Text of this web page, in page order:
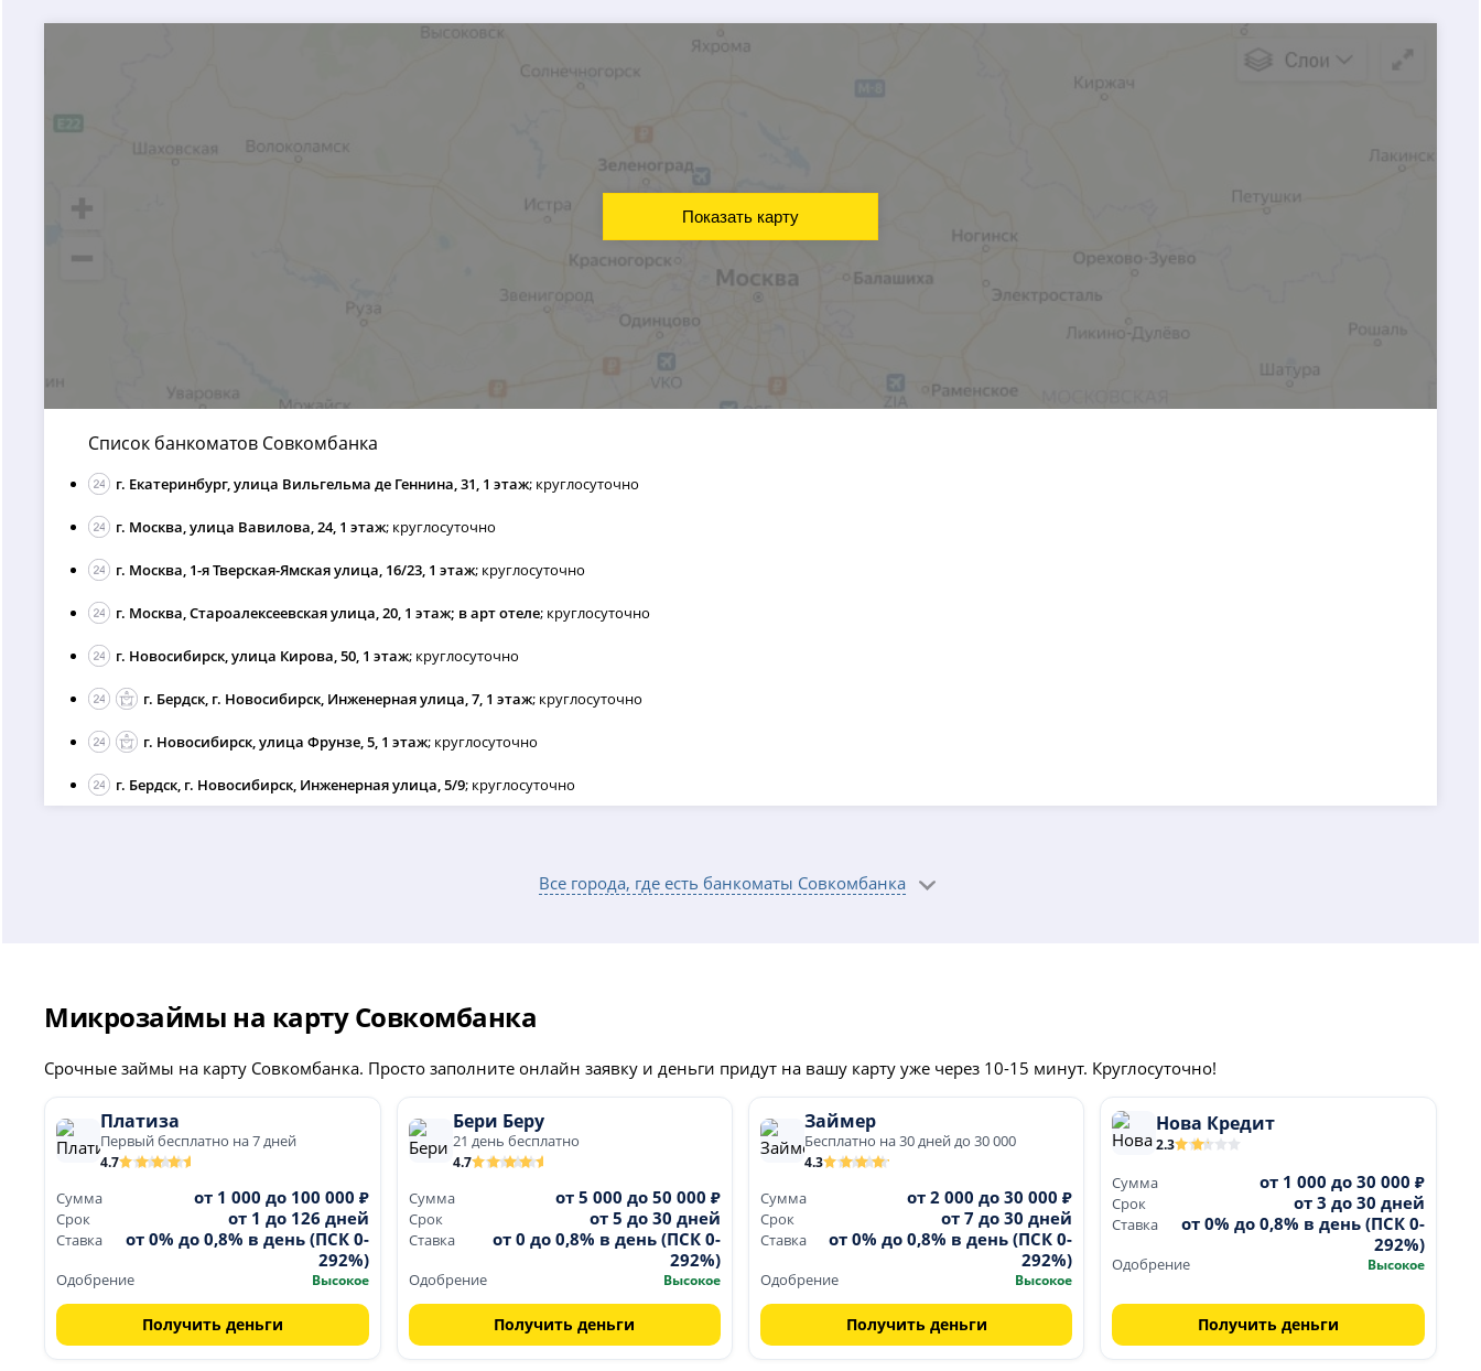
Список банкоматов Совкомбанка
г. Екатеринбург, улица Вильгельма де Геннина, 31, 1 этаж; круглосуточно
г. Москва, улица Вавилова, 24, 1 этаж; круглосуточно
г. Москва, 1-я Тверская-Ямская улица, 16/23, 1 этаж; круглосуточно
г. Москва, Староалексеевская улица, 20, 1 этаж; в арт отеле; круглосуточно
г. Новосибирск, улица Кирова, 50, 1 этаж; круглосуточно
г. Бердск, г. Новосибирск, Инженерная улица, 7, 1 этаж; круглосуточно
г. Новосибирск, улица Фрунзе, 5, 1 этаж; круглосуточно
г. Бердск, г. Новосибирск, Инженерная улица, 5/9; круглосуточно
Показать карту
Все города, где есть банкоматы Совкомбанка
Микрозаймы на карту Совкомбанка
Срочные займы на карту Совкомбанка. Просто заполните онлайн заявку и деньги придут на вашу карту уже через 10-15 минут. Круглосуточно!
Платиза
Первый бесплатно на 7 дней
4.7
Сумма от 1 000 до 100 000 ₽
Срок от 1 до 126 дней
Ставка
от 0% до 0,8% в день (ПСК 0-
292%)
Одобрение Высокое
Получить деньги
Бери Беру
21 день бесплатно
4.7
Сумма от 5 000 до 50 000 ₽
Срок от 5 до 30 дней
Ставка
от 0 до 0,8% в день (ПСК 0-
292%)
Одобрение Высокое
Получить деньги
Займер
Бесплатно на 30 дней до 30 000
4.3
Сумма от 2 000 до 30 000 ₽
Срок от 7 до 30 дней
Ставка
от 0% до 0,8% в день (ПСК 0-
292%)
Одобрение Высокое
Получить деньги
Нова Кредит
2.3
Сумма от 1 000 до 30 000 ₽
Срок от 3 до 30 дней
Ставка
от 0% до 0,8% в день (ПСК 0-
292%)
Одобрение Высокое
Получить деньги